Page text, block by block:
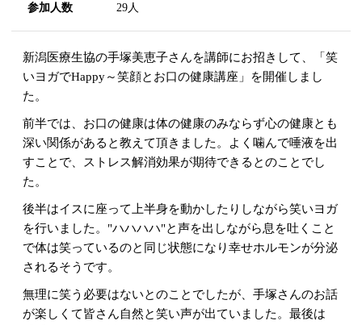
参加人数 29人
新潟医療生協の手塚美恵子さんを講師にお招きして、「笑
いヨガでHappy～笑顔とお口の健康講座」を開催しまし
た。
前半では、お口の健康は体の健康のみならず心の健康とも
深い関係があると教えて頂きました。よく噛んで唾液を出
すことで、ストレス解消効果が期待できるとのことでし
た。
後半はイスに座って上半身を動かしたりしながら笑いヨガ
を行いました。"ハハハハ"と声を出しながら息を吐くこと
で体は笑っているのと同じ状態になり幸せホルモンが分泌
されるそうです。
無理に笑う必要はないとのことでしたが、手塚さんのお話
が楽しくて皆さん自然と笑い声が出ていました。最後は